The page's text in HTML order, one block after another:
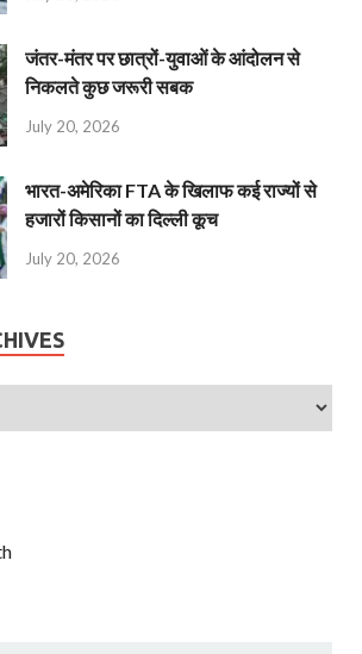
जंतर-मंतर पर छात्रों-युवाओं के आंदोलन से
निकलते कुछ जरूरी सबक
July 20, 2026
भारत-अमेरिका FTA के खिलाफ कई राज्यों से
हजारों किसानों का दिल्ली कूच
July 20, 2026